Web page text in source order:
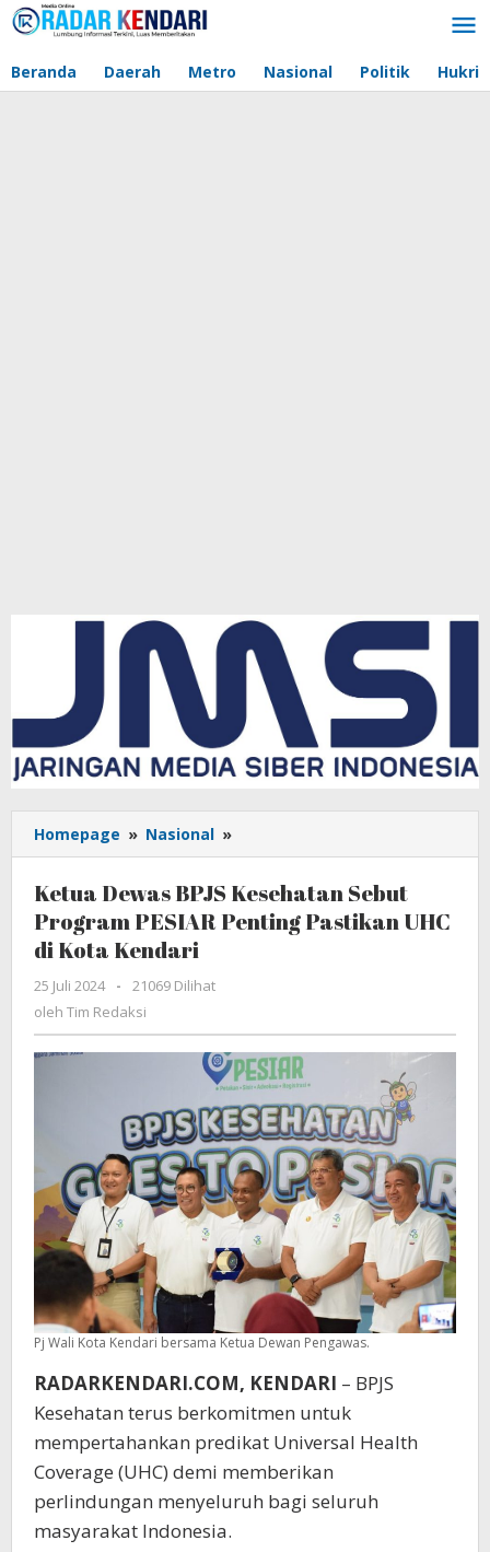
Lewati
ke
Beranda Daerah Metro Nasional Politik
Homepage » Nasional »
Dewas
Kesehatan
Sebut
UHC
di
Kota
Kendari
Ketua Dewas BPJS Kesehatan Sebut
Program PESIAR Penting Pastikan UHC
di Kota Kendari
25 Juli 2024
oleh
Tim
-
21069 Dilihat
oleh Tim Redaksi
Pj Wali Kota Kendari bersama Ketua Dewan Pengawas.
RADARKENDARI.COM, KENDARI – BPJS
Kesehatan terus berkomitmen untuk
mempertahankan predikat Universal Health
Coverage (UHC) demi memberikan
perlindungan menyeluruh bagi seluruh
masyarakat Indonesia.